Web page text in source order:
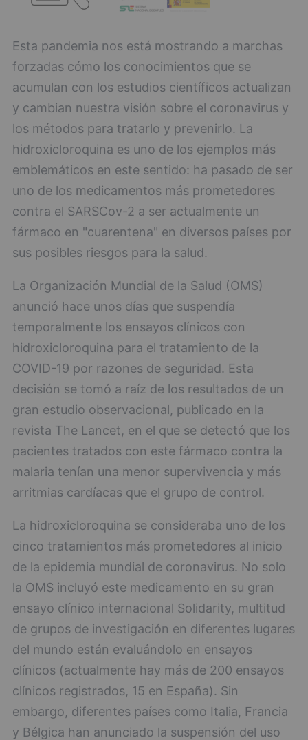
Esta pandemia nos está mostrando a marchas
forzadas cómo los conocimientos que se
acumulan con los estudios científicos actualizan
y cambian nuestra visión sobre el coronavirus y
los métodos para tratarlo y prevenirlo. La
hidroxicloroquina es uno de los ejemplos más
emblemáticos en este sentido: ha pasado de ser
uno de los medicamentos más prometedores
contra el SARSCov-2 a ser actualmente un
fármaco en "cuarentena" en diversos países por
sus posibles riesgos para la salud.
La Organización Mundial de la Salud (OMS)
anunció hace unos días que suspendía
temporalmente los ensayos clínicos con
hidroxicloroquina para el tratamiento de la
COVID-19 por razones de seguridad. Esta
decisión se tomó a raíz de los resultados de un
gran estudio observacional, publicado en la
revista The Lancet, en el que se detectó que los
pacientes tratados con este fármaco contra la
malaria tenían una menor supervivencia y más
arritmias cardíacas que el grupo de control.
La hidroxicloroquina se consideraba uno de los
cinco tratamientos más prometedores al inicio
de la epidemia mundial de coronavirus. No solo
la OMS incluyó este medicamento en su gran
ensayo clínico internacional Solidarity, multitud
de grupos de investigación en diferentes lugares
del mundo están evaluándolo en ensayos
clínicos (actualmente hay más de 200 ensayos
clínicos registrados, 15 en España). Sin
embargo, diferentes países como Italia, Francia
y Bélgica han anunciado la suspensión del uso